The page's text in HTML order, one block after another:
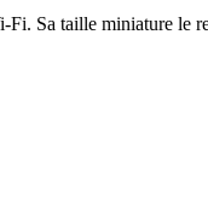
Sa taille miniature le